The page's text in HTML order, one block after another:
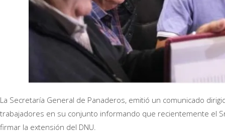
La Secretaría General de Panaderos, emitió un comunicado
trabajadores en su conjunto informando que recientemente el
firmar la extensión del DNU.